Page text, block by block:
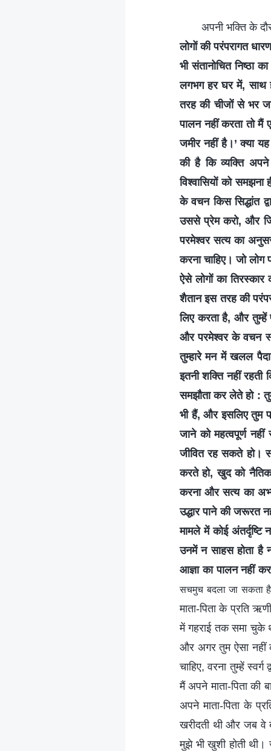
अपनी भक्ति के
लोगों की परंपरागत
भी संतानोचित निष्ठा
लगभग हर घर में, साथ
तरह की चीजों से भर
पालन नहीं करता तो
जमीर नहीं है।’ क्या
की है कि व्यक्ति अपने
विश्वासियों को
के वचन किस सिद्धांत
उससे प्रेम करो, और
परमेश्वर सत्य का
करना चाहिए। जो
ऐसे लोगों का
शैतान इस तरह की
लिए करता है, और
और परमेश्वर के वचन
तुम्हारे मन में खलल
इतनी शक्ति नहीं
समझौता कर लेते हो :
भी हैं, और इसलिए तुम
जाने को महत्वपूर्ण
जीवित रह सकते हो।
करते हो, खुद को
करना और सत्य का
उद्धार पाने की जरूरत
मामले में कोई
उनमें न साहस होता है
आज्ञा का पालन नहीं
सचमुच बदला जा सकता
माता-पिता के प्रति
में गहराई तक समा चुके
और अगर तुम ऐसा नहीं
चाहिए, वरना तुम्हें
मैं अपने माता-पिता
अपने माता-पिता के
खरीदती थी और जब वे
मुझे भी खुशी होती